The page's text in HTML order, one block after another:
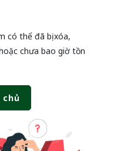
có thể đã bị xóa,
chưa bao giờ tồn